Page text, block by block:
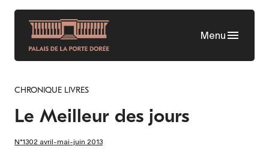
Aller
contenu
principal
Menu
CHRONIQUE LIVRES
Le Meilleur des jours
N°1302 avril-mai-juin 2013